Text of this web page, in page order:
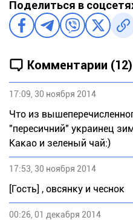
Поделиться в
Комментарии (12)
17:09, 30 ноября 2014
Что из
"пересичний" украинец
Какао и зеленый чай:)
17:53, 30 ноября 2014
[Гость] , овсянку и чеснок
00:26, 01 декабря 2014